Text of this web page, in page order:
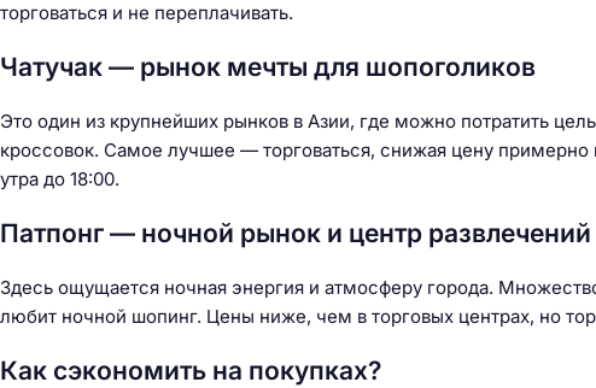
торговаться и не переплачивать.
Чатучак — рынок мечты для шопоголиков
Это один из крупнейших рынков в Азии, где можно потратить
кроссовок. Самое лучшее — торговаться, снижая цену
утра до 18:00.
Патпонг — ночной рынок и центр развлечений
Здесь ощущается ночная энергия и атмосферу города.
любит ночной шопинг. Цены ниже, чем в торговых центрах, но
Как сэкономить на покупках?